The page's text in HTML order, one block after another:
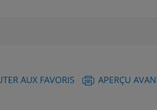
AUX FAVORIS APERÇU